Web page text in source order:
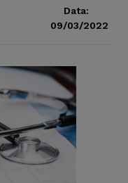
Data:
09/03/2022